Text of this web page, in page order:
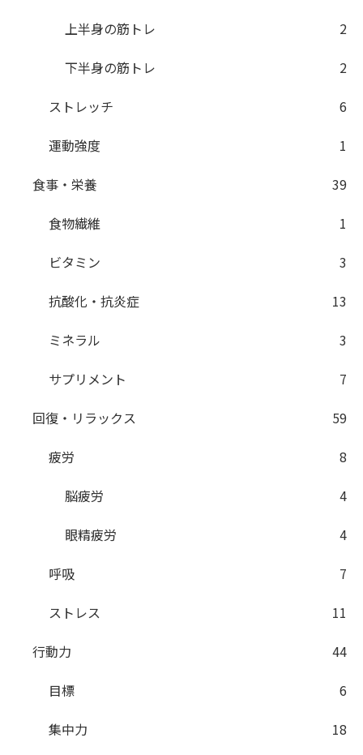
上半身の筋トレ
2
下半身の筋トレ
2
ストレッチ
6
運動強度
1
食事・栄養
39
食物繊維
1
ビタミン
3
抗酸化・抗炎症
13
ミネラル
3
サプリメント
7
回復・リラックス
59
疲労
8
脳疲労
4
眼精疲労
4
呼吸
7
ストレス
11
行動力
44
目標
6
集中力
18